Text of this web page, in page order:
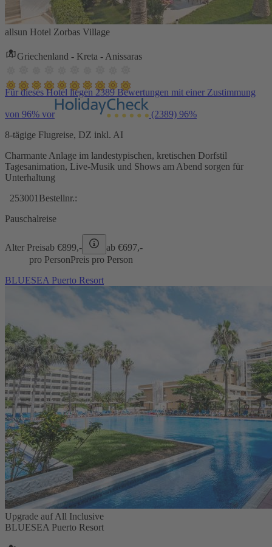
allsun Hotel Zorbas Village
Griechenland - Kreta - Anissaras
Für dieses Hotel liegen 2389 Bewertungen mit einer Zustimmung
von 96% vor (2389) 96%
8-tägige Flugreise, DZ inkl. AI
Charmante Anlage im landestypischen, kretischen Dorfstil
Tagesanimation, Live-Musik und Shows am Abend sorgen für
Unterhaltung
253001 Bestellnr.:
Pauschalreise
Alter Preisab €899,- ab €697,-
pro PersonPreis pro Person
BLUESEA Puerto Resort
Upgrade auf All Inclusive
BLUESEA Puerto Resort